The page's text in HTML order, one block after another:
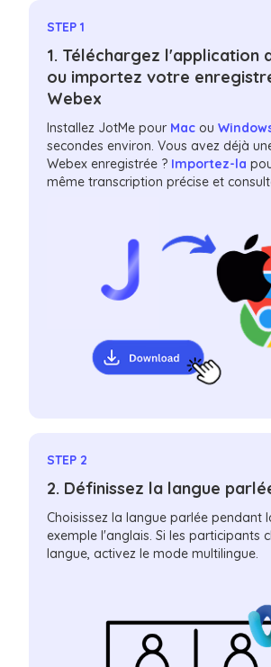
STEP 1
1. Téléchargez l'application
ou importez votre
Webex
Installez JotMe pour Mac ou
secondes environ. Vous avez déjà
Webex enregistrée ? Importez-la
même transcription précise et
STEP 2
2. Définissez la langue
Choisissez la langue parlée pendant
exemple l'anglais. Si les participants
langue, activez le mode multilingue.